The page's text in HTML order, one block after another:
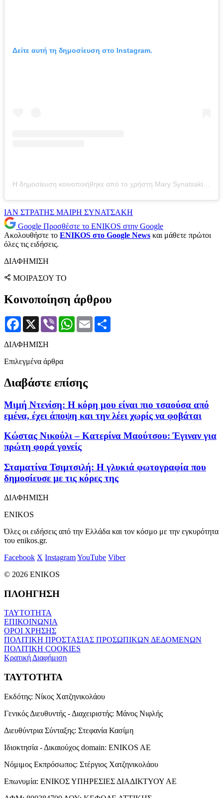
Δείτε αυτή τη δημοσίευση στο Instagram.
ΙΑΝ ΣΤΡΑΤΗΣ ΜΑΙΡΗ ΣΥΝΑΤΣΑΚΗ
Google Προσθέστε το ENIKOS στην Google
Ακολουθήστε το ENIKOS στο Google News και μάθετε πρώτοι
όλες τις ειδήσεις.
ΔΙΑΦΗΜΙΣΗ
ΜΟΙΡΑΣΟΥ ΤΟ
Κοινοποίηση άρθρου
Facebook
X Viber WhatsApp
Email
ΔΙΑΦΗΜΙΣΗ
Επιλεγμένα άρθρα
Διαβάστε επίσης
Μιμή Ντενίση: Η κόρη μου είναι πιο τσαούσα από
εμένα, έχει άποψη και την λέει χωρίς να φοβάται
Κώστας Νικούλι – Κατερίνα Μαούτσου: Έγιναν για
πρώτη φορά γονείς
Σταματίνα Τσιμτσιλή: Η γλυκιά φωτογραφία που
δημοσίευσε με τις κόρες της
ΔΙΑΦΗΜΙΣΗ
ENIKOS
Όλες οι ειδήσεις από την Ελλάδα και τον κόσμο με την εγκυρότητα
του enikos.gr.
Facebook X InstagramYouTube Viber
© 2026 ENIKOS
ΠΛΟΗΓΗΣΗ
ΤΑΥΤΟΤΗΤΑ
ΕΠΙΚΟΙΝΩΝΙΑ
ΟΡΟΙ ΧΡΗΣΗΣ
ΠΟΛΙΤΙΚΗ ΠΡΟΣΤΑΣΙΑΣ ΠΡΟΣΩΠΙΚΩΝ ΔΕΔΟΜΕΝΩΝ
ΠΟΛΙΤΙΚΗ COOKIES
Κρατική Διαφήμιση
ΤΑΥΤΟΤΗΤΑ
Εκδότης: Νίκος Χατζηνικολάου
Γενικός Διευθυντής - Διαχειριστής: Μάνος Νιφλής
Διευθύντρια Σύνταξης: Στεφανία Κασίμη
Ιδιοκτησία - Δικαιούχος domain: ENIKOS AE
Νόμιμος Εκπρόσωπος: Στέργιος Χατζηνικολάου
Επωνυμία: ΕΝΙΚΟΣ ΥΠΗΡΕΣΙΕΣ ΔΙΑΔΙΚΤΥΟΥ ΑΕ